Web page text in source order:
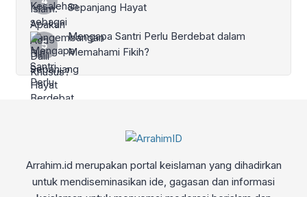
Sepanjang Hayat
Mengapa Santri Perlu Berdebat dalam
Memahami Fikih?
Arrahim.id merupakan portal keislaman yang dihadirkan
untuk mendiseminasikan ide, gagasan dan informasi